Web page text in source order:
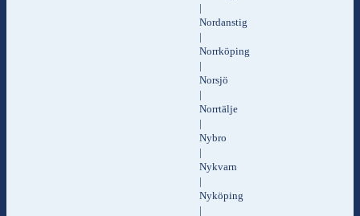
|
Nordanstig
|
Norrköping
|
Norsjö
|
Norrtälje
|
Nybro
|
Nykvarn
|
Nyköping
|